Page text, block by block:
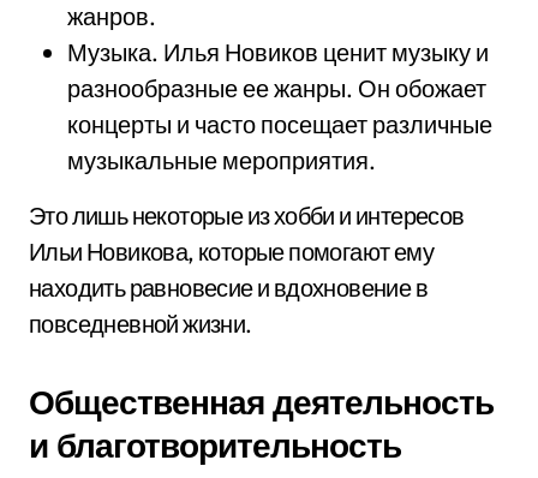
жанров.
Музыка. Илья Новиков ценит музыку и
разнообразные ее жанры. Он обожает
концерты и часто посещает различные
музыкальные мероприятия.
Это лишь некоторые из хобби и интересов
Ильи Новикова, которые помогают ему
находить равновесие и вдохновение в
повседневной жизни.
Общественная деятельность
и благотворительность